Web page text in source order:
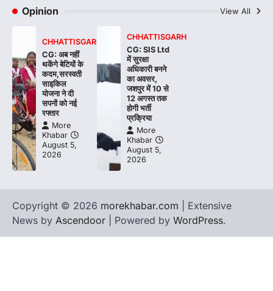
Opinion View All
CHHATTISGARH
CG: अब नहीं
थकेंगे बेटियों के
कदम,सरस्वती
साइकिल
योजना ने दी
सपनों को नई
रफ्तार
More
Khabar
August 5,
2026
CHHATTISGARH
CG: SIS Ltd
में सुरक्षा
अधिकारी बनने
का अवसर,
जशपुर में 10 से
12 अगस्त तक
होगी भर्ती
प्रक्रिया
More
Khabar
August 5,
2026
Copyright © 2026 morekhabar.com | Extensive
News by Ascendoor | Powered by WordPress.